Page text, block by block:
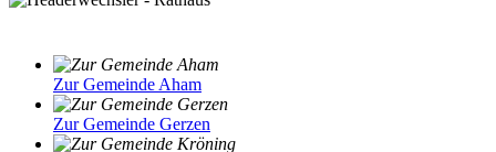
Zur Gemeinde Aham
Zur Gemeinde Gerzen